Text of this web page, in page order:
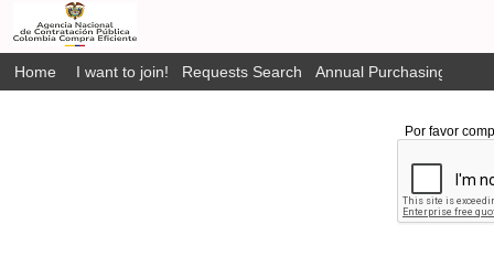
Home I want to join! Requests Search Annual Purchasing Plan
Por favor